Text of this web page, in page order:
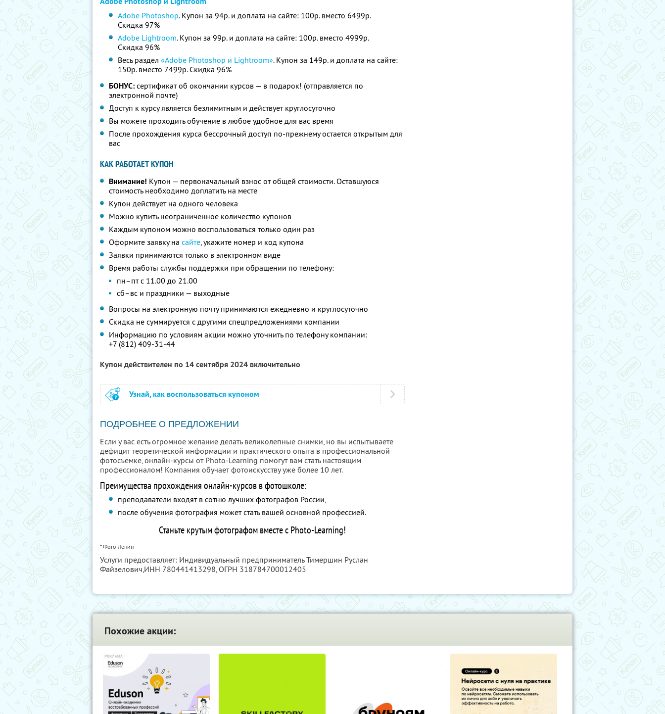
Adobe Photoshop. Купон за 94р. и доплата на сайте: 100р. вместо 6499р.
Скидка 97%
Adobe Lightroom. Купон за 99р. и доплата на сайте: 100р. вместо 4999р.
Скидка 96%
Весь раздел«Adobe Photoshop и Lightroom». Купон за 149р. и доплата на сайте:
150р. вместо 7499р. Скидка 96%
БОНУС: сертификат об окончании курсов — в подарок! (отправляется по
электронной почте)
Доступ к курсу является безлимитным и действует круглосуточно
Вы можете проходить обучение в любое удобное для вас время
После прохождения курса бессрочный доступ по-прежнему остается открытым для
вас
КАК РАБОТАЕТ КУПОН
Внимание! Купон — первоначальный взнос от общей стоимости. Оставшуюся
стоимость необходимо доплатить на месте
Купон действует на одного человека
Можно купить неограниченное количество купонов
Каждым купоном можно воспользоваться только один раз
Оформите заявку на сайте, укажите номер и код купона
Заявки принимаются только в электронном виде
Время работы службы поддержки при обращении по телефону:
пн–пт с 11.00 до 21.00
сб–вс и праздники — выходные
Вопросы на электронную почту принимаются ежедневно и круглосуточно
Скидка не суммируется с другими спецпредложениями компании
Информацию по условиям акции можно уточнить по телефону компании:
+7 (812) 409-31-44
Купон действителен по 14 сентября 2024 включительно
Узнай, как воспользоваться купоном
ПОДРОБНЕЕ О ПРЕДЛОЖЕНИИ
Если у вас есть огромное желание делать великолепные снимки, но вы испытываете
дефицит теоретической информации и практического опыта в профессиональной
фотосъемке, онлайн-курсы от Photo-Learning помогут вам стать настоящим
профессионалом! Компания обучает фотоискусству уже более 10 лет.
Преимущества прохождения онлайн-курсов в фотошколе:
преподаватели входят в сотню лучших фотографов России,
после обучения фотография может стать вашей основной профессией.
Станьте крутым фотографом вместе с Photo-Learning!
* Фото-Лёнин
Услуги предоставляет: Индивидуальный предприниматель Тимершин Руслан
Файзелович,ИНН 780441413298, ОГРН 318784700012405
Похожие акции: